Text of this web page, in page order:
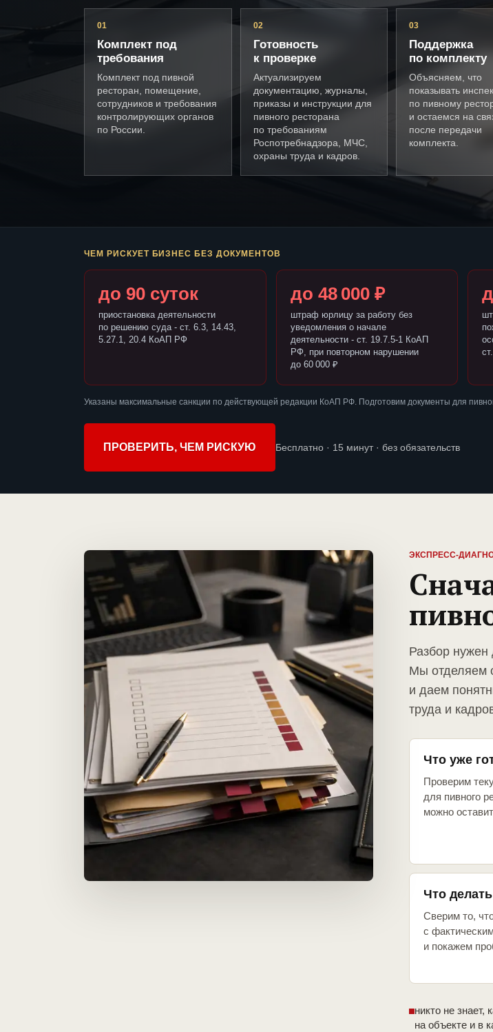
01
Комплект под
требования
Комплект под пивной
ресторан, помещение,
сотрудников и требования
контролирующих органов
по России.
02
Готовность
к проверке
Актуализируем
документацию, журналы,
приказы и инструкции для
пивного ресторана
по требованиям
Роспотребнадзора, МЧС,
охраны труда и кадров.
03
Поддержка
по комплекту
Объясняем, что
показывать
по пивному
и остаемся на
после передачи
комплекта.
ЧЕМ РИСКУЕТ БИЗНЕС БЕЗ ДОКУМЕНТОВ
до 90 суток
приостановка деятельности
по решению суда - ст. 6.3, 14.43,
5.27.1, 20.4 КоАП РФ
до 48 000 ₽
штраф юрлицу за работу без
уведомления о начале
деятельности - ст. 19.7.5-1 КоАП
РФ, при повторном нарушении
до 60 000 ₽
Указаны максимальные санкции по действующей редакции КоАП РФ. Подготовим документы для
ПРОВЕРИТЬ, ЧЕМ РИСКУЮ Бесплатно · 15 минут · без обязательств
ЭКСПРЕСС-
Разбор нужен
Мы отделяем
и даем
труда и
Что уже
Проверим
для пивного
можно
Что
Сверим то,
с
и покажем
никто не знает,
на объекте и в